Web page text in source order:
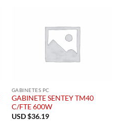
GABINETES PC
GABINETE SENTEY TM40
C/FTE 600W
USD $36.19